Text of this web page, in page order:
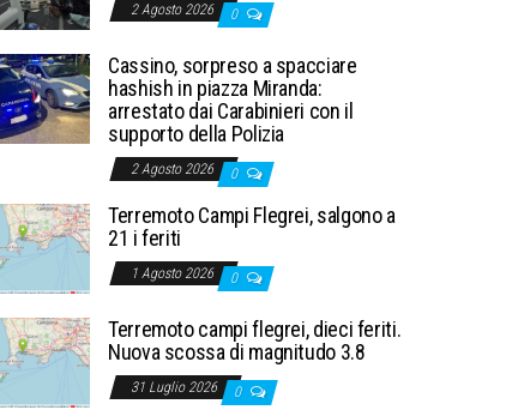
2 Agosto 2026 0
Cassino, sorpreso a spacciare
hashish in piazza Miranda:
arrestato dai Carabinieri con il
supporto della Polizia
2 Agosto 2026 0
Terremoto Campi Flegrei, salgono a
21 i feriti
1 Agosto 2026 0
Terremoto campi flegrei, dieci feriti.
Nuova scossa di magnitudo 3.8
31 Luglio 2026 0